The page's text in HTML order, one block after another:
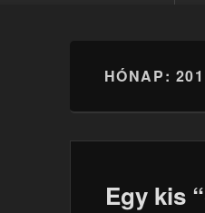
HÓNAP:
Egy kis